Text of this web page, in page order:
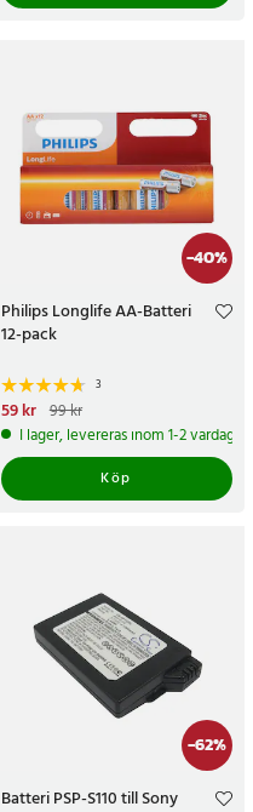
-40%
Philips Longlife AA-Batteri
12-pack
3
Nuvarande pris
pris:99 kr
59 kr 99 kr
I lager, levereras inom 1-2 vardagar
Köp
-62%
Batteri PSP-S110 till Sony